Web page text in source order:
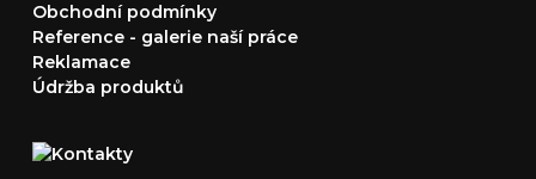
Obchodní podmínky
Reference - galerie naší práce
Reklamace
Údržba produktů